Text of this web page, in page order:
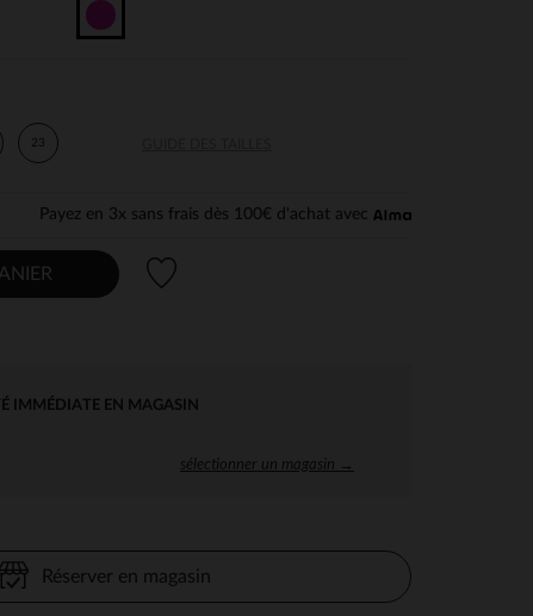
23
Payez en 3x sans frais dès 100€ d'achat avec
IMMÉDIATE EN MAGASIN
sélectionner un magasin →
Réserver en magasin